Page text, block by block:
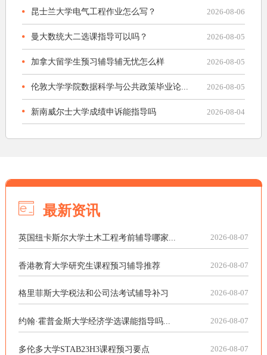
昆士兰大学电气工程作业怎么写？ 2026-08-06
曼大数统大二选课指导可以吗？ 2026-08-05
加拿大留学生预习辅导辅无忧怎么样 2026-08-05
伦敦大学学院数据科学与公共政策毕业论... 2026-08-05
新南威尔士大学成绩申诉能指导吗 2026-08-04
最新资讯
英国纽卡斯尔大学土木工程考前辅导哪家... 2026-08-07
香港教育大学研究生课程预习辅导推荐 2026-08-07
格里菲斯大学税法和公司法考试辅导补习 2026-08-07
约翰·霍普金斯大学经济学选课能指导吗... 2026-08-07
多伦多大学STAB23H3课程预习要点 2026-08-07